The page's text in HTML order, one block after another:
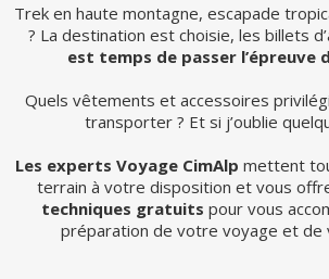
Trek en haute montagne, escapade
? La destination est choisie, les billets
est temps de passer l’épreuve
Quels vêtements et accessoires
transporter ? Et si j’oublie
Les experts Voyage CimAlp mettent
terrain à votre disposition et vous
techniques gratuits pour vous
préparation de votre voyage et de